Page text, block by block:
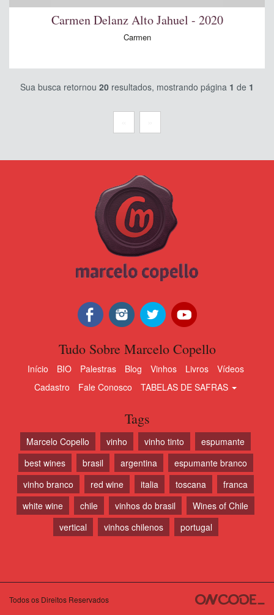
Carmen Delanz Alto Jahuel - 2020
Carmen
Sua busca retornou 20 resultados, mostrando página 1 de 1
Tudo Sobre Marcelo Copello
Início BIO Palestras Blog Vinhos Livros
Vídeos
Cadastro
Fale Conosco TABELAS DE SAFRAS
Tags
Marcelo Copello vinho vinho tinto
espumante
best wines
brasil argentina
espumante branco
vinho branco
red wine italia toscana
franca
white wine
chile vinhos do brasil
Wines of Chile
vertical
vinhos chilenos portugal
Todos os Direitos Reservados